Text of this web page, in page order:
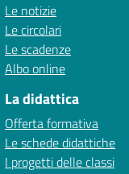
Le notizie
Le circolari
Le scadenze
Albo online
La didattica
Offerta formativa
Le schede didattiche
I progetti delle classi